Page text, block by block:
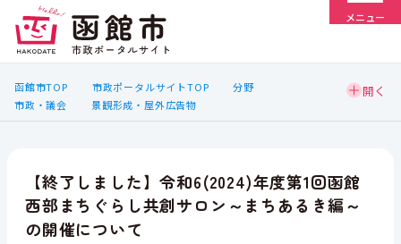
メニュー
函館市TOP 市政ポータルサイトTOP
分野
市政・議会
景観形成・屋外広告物
【終了しました】令和6(2024)年度第1回函館
西部まちぐらし共創サロン～まちあるき編～
の開催について